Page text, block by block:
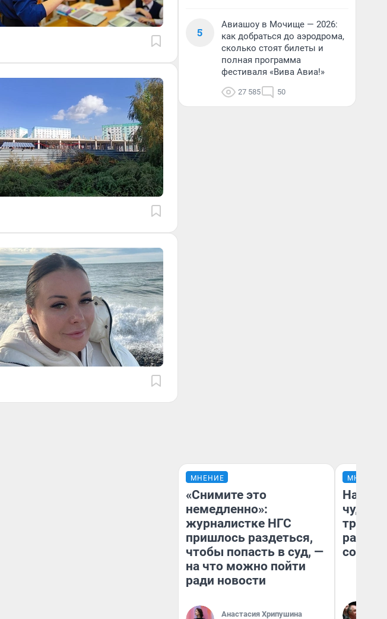
5
Авиашоу в Мочище — 2026:
как добраться до аэродрома,
сколько стоят билеты и
полная программа
фестиваля «Вива Авиа!»
27 585 50
МНЕНИЕ
«Снимите это
немедленно»:
журналистке НГС
пришлось раздеться,
чтобы попасть в суд, —
на что можно пойти
ради новости
Анастасия Хрипушина
МНЕНИЕ
чудом